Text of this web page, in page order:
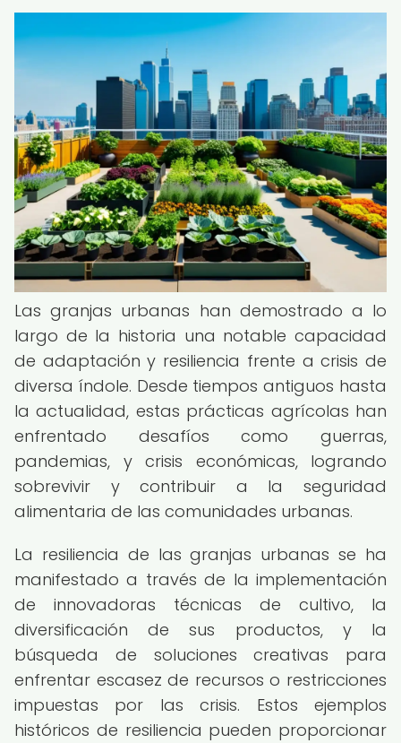
Las granjas urbanas han demostrado a lo
largo de la historia una notable capacidad
de adaptación y resiliencia frente a crisis de
diversa índole. Desde tiempos antiguos hasta
la actualidad, estas prácticas agrícolas han
enfrentado desafíos como guerras,
pandemias, y crisis económicas, logrando
sobrevivir y contribuir a la seguridad
alimentaria de las comunidades urbanas.
La resiliencia de las granjas urbanas se ha
manifestado a través de la implementación
de innovadoras técnicas de cultivo, la
diversificación de sus productos, y la
búsqueda de soluciones creativas para
enfrentar escasez de recursos o restricciones
impuestas por las crisis. Estos ejemplos
históricos de resiliencia pueden proporcionar